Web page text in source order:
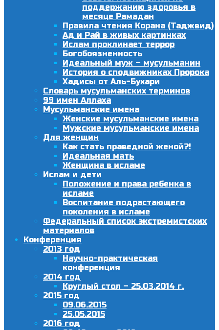
поддержанию здоровья в
месяце Рамадан
Правила чтения Корана (Таджвид)
Ад и Рай в живых картинках
Ислам проклинает террор
Богобоязненность
Идеальный муж – мусульманин
История о сподвижниках Пророка
Хадисы от Аль-Бухари
Словарь мусульманских терминов
99 имен Аллаха
Мусульманские имена
Женские мусульманские имена
Мужские мусульманские имена
Для женщин
Как стать праведной женой?!
Идеальная мать
Женщина в исламе
Ислам и дети
Положение и права ребенка в
исламе
Воспитание подрастающего
поколения в исламе
Федеральный список экстремистских
материалов
Конференция
2013 год
Научно-практическая
конференция
2014 год
Круглый стол – 25.03.2014 г.
2015 год
09.06.2015
25.05.2015
2016 год